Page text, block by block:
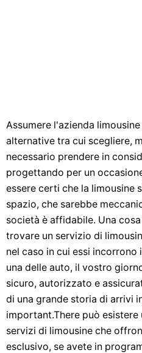
Assumere l'azienda
alternative tra cui scegliere,
necessario prendere in
progettando per un
essere certi che la limousine
spazio, che sarebbe
società è affidabile. Una
trovare un servizio di
nel caso in cui essi incorrono
una delle auto, il vostro
sicuro, autorizzato e
di una grande storia di arrivi
important.There può
servizi di limousine che
esclusivo, se avete in